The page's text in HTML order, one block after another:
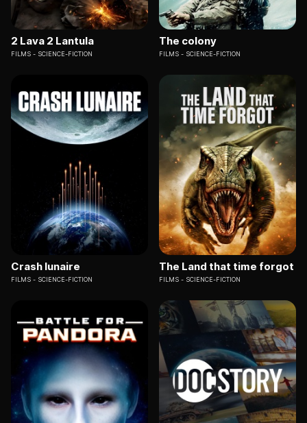
2 Lava 2 Lantula
FILMS SCIENCE-FICTION
The colony
FILMS SCIENCE-FICTION
Crash lunaire
FILMS SCIENCE-FICTION
The Land that time forgot
FILMS SCIENCE-FICTION